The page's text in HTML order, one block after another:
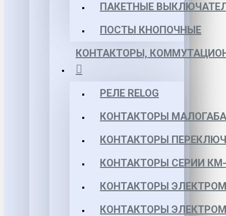
ПАКЕТНЫЕ
ПОСТЫ КНОПОЧНЫЕ
КОНТАКТОРЫ,
РЕЛЕ RELOG
КОНТАКТОРЫ
КОНТАКТОРЫ
КОНТАКТОРЫ СЕРИИ КМ-
КОНТАКТОРЫ
КОНТАКТОРЫ